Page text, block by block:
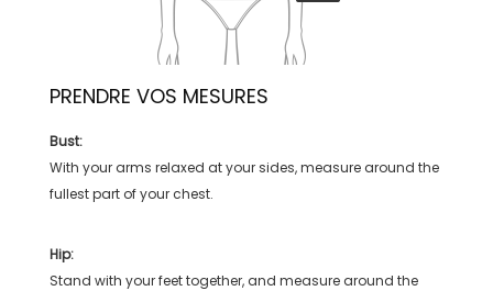
PRENDRE VOS MESURES
Bust:
With your arms relaxed at your sides, measure around the
fullest part of your chest.
Hip:
Stand with your feet together, and measure around the